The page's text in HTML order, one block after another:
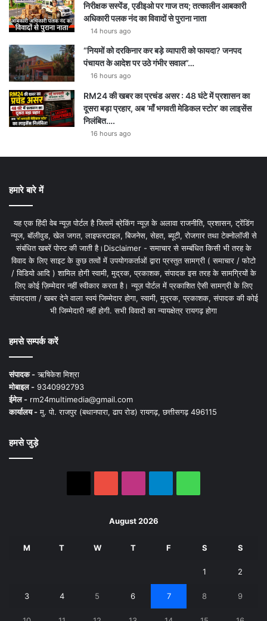
निरीक्षक सस्पेंड, एडीइओ पर गाज तय; तत्कालीन आबकारी
अधिकारी पलक नंद का विवादों से पुराना नाता
14 hours ago
“नियमों को दरकिनार कर बड़े व्यापारी को फायदा? जनपद
पंचायत के आदेश पर उठे गंभीर सवाल”…
16 hours ago
RM24 की खबर का प्रचंड असर : 48 घंटे में प्रशासन का
दूसरा बड़ा प्रहार, अब ‘माँ भगवती मेडिकल स्टोर’ का लाइसेंस
निलंबित….
16 hours ago
हमारे बारे में
यह एक हिंदी वेब न्यूज़ पोर्टल है जिसमें ब्रेकिंग न्यूज़ के अलावा राजनीति, प्रशासन, ट्रेंडिंग
न्यूज, बॉलीवुड, खेल जगत, लाइफस्टाइल, बिजनेस, सेहत, ब्यूटी, रोजगार तथा टेक्नोलॉजी से
संबंधित खबरें पोस्ट की जाती है।Disclaimer - समाचार से सम्बंधित किसी भी तरह के
विवाद के लिए साइट के कुछ तत्वों में उपयोगकर्ताओं द्वारा प्रस्तुत सामग्री ( समाचार / फोटो
/ विडियो आदि ) शामिल होगी स्वामी, मुद्रक, प्रकाशक, संपादक इस तरह के सामग्रियों के
लिए कोई ज़िम्मेदार नहीं स्वीकार करता है। न्यूज़ पोर्टल में प्रकाशित ऐसी सामग्री के लिए
संवाददाता / खबर देने वाला स्वयं जिम्मेदार होगा, स्वामी, मुद्रक, प्रकाशक, संपादक की कोई
भी जिम्मेदारी नहीं होगी. सभी विवादों का न्यायक्षेत्र रायगढ़ होगा
हमसे सम्पर्क करें
संपादक -ऋषिकेश मिश्रा
मोबाइल - 9340992793
ईमेल - rm24multimedia@gmail.com
कार्यालय -मु. पो. राजपुर (बथानपारा, ढाप रोड) रायगढ़, छत्तीसगढ़ 496115
हमसे जुड़े
August 2026
M T W T F S S
1 2
3 4 5 6 7 8 9